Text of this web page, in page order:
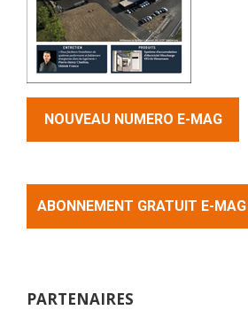
NOUVEAU NUMERO E-MAG
ABONNEMENT GRATUIT E-MAG
PARTENAIRES